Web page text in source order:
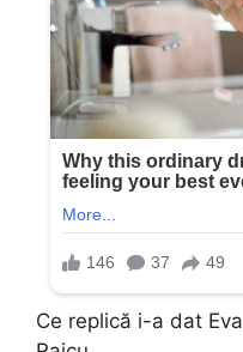
Ce replică i-a dat